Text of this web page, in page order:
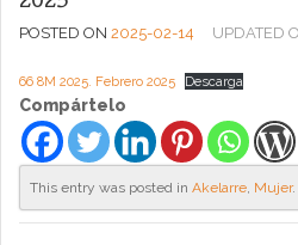
POSTED ON 2025-02-14 UPDATED
66 8M 2025. Febrero 2025 Descarga
Compártelo
This entry was posted in Akelarre, Mujer.